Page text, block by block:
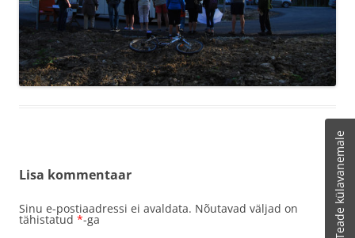
Lisa kommentaar
Sinu e-postiaadressi ei avaldata. Nõutavad väljad on
tähistatud *-ga
Teade külavanemale